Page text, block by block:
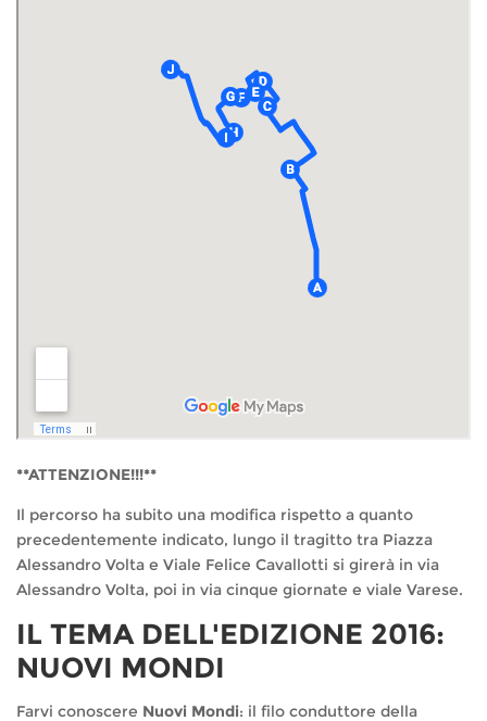
**ATTENZIONE!!!**
Il percorso ha subito una modifica rispetto a quanto
precedentemente indicato, lungo il tragitto tra Piazza
Alessandro Volta e Viale Felice Cavallotti si girerà in via
Alessandro Volta, poi in via cinque giornate e viale Varese.
IL TEMA DELL'EDIZIONE 2016:
NUOVI MONDI
Farvi conoscere Nuovi Mondi: il filo conduttore della